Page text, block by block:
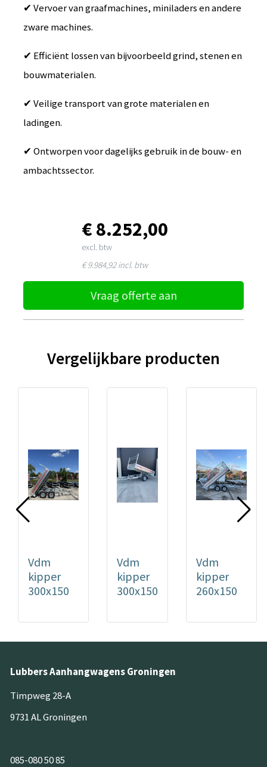
✔ Vervoer van graafmachines, miniladers en andere
zware machines.
✔ Efficiënt lossen van bijvoorbeeld grind, stenen en
bouwmaterialen.
✔ Veilige transport van grote materialen en
ladingen.
✔ Ontworpen voor dagelijks gebruik in de bouw- en
ambachtssector.
€ 8.252,00
excl. btw
€ 9.984,92incl. btw
Vraag offerte aan
Vergelijkbare producten
Vdm
kipper
300x150
tandemas
Vdm
kipper
300x150
enkelas
Vdm
kipper
260x150
tandemas
Lubbers Aanhangwagens Groningen
Timpweg 28-A
9731 AL Groningen
085-080 50 85